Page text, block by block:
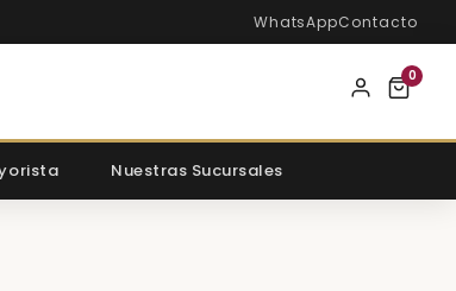
WhatsAppContacto
0
Nuestras Sucursales